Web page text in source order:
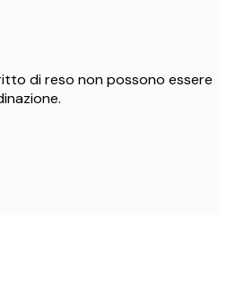
di reso non possono essere